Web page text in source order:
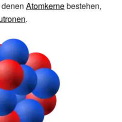
Atomkernebestehen,
.